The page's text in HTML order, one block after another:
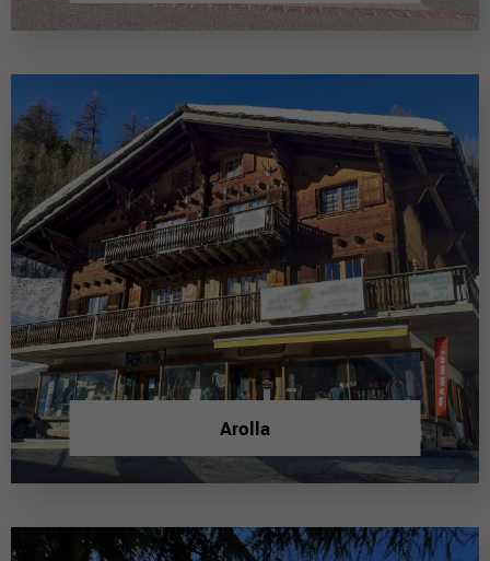
Arolla